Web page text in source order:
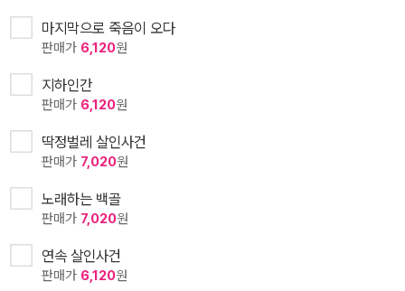
마지막으로 죽음이 오다
판매가 6,120원
지하인간
판매가 6,120원
딱정벌레 살인사건
판매가 7,020원
노래하는 백골
판매가 7,020원
연속 살인사건
판매가 6,120원